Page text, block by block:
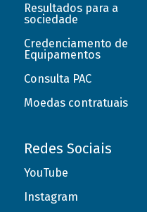
Resultados para a
sociedade
Credenciamento de
Equipamentos
Consulta PAC
Moedas contratuais
Redes Sociais
YouTube
Instagram